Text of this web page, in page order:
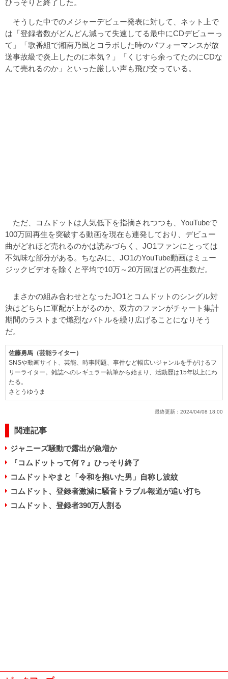
ひっそりと終了した。
そうした中でのメジャーデビュー発表に対して、ネット上で
は「登録者数がどんどん減って失速してる最中にCDデビューっ
て」「歌番組で湘南乃風とコラボした時のパフォーマンスが放
送事故級で炎上したのに本気？」「くじすら余ってたのにCDな
んて売れるのか」といった厳しい声も飛び交っている。
ただ、コムドットは人気低下を指摘されつつも、YouTubeで
100万回再生を突破する動画を現在も連発しており、デビュー
曲がどれほど売れるのかは読みづらく、JO1ファンにとっては
不気味な部分がある。ちなみに、JO1のYouTube動画はミュー
ジックビデオを除くと平均で10万～20万回ほどの再生数だ。
まさかの組み合わせとなったJO1とコムドットのシングル対
決はどちらに軍配が上がるのか、双方のファンがチャート集計
期間のラストまで熾烈なバトルを繰り広げることになりそう
だ。
佐藤勇馬（芸能ライター）
SNSや動画サイト、芸能、時事問題、事件など幅広いジャンルを手がけるフ
リーライター。雑誌へのレギュラー執筆から始まり、活動歴は15年以上にわ
たる。
さとうゆうま
最終更新： 2024/04/08 18:00
関連記事
ジャニーズ騒動で露出が急増か
『コムドットって何？』ひっそり終了
コムドットやまと「令和を抱いた男」自称し波紋
コムドット、登録者激減に騒音トラブル報道が追い打ち
コムドット、登録者390万人割る